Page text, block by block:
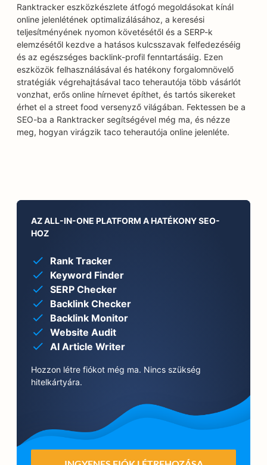
Ranktracker eszközkészlete átfogó megoldásokat kínál
online jelenlétének optimalizálásához, a keresési
teljesítményének nyomon követésétől és a SERP-k
elemzésétől kezdve a hatásos kulcsszavak felfedezéséig
és az egészséges backlink-profil fenntartásáig. Ezen
eszközök felhasználásával és hatékony forgalomnövelő
stratégiák végrehajtásával taco teherautója több vásárlót
vonzhat, erős online hírnevet építhet, és tartós sikereket
érhet el a street food versenyző világában. Fektessen be a
SEO-ba a Ranktracker segítségével még ma, és nézze
meg, hogyan virágzik taco teherautója online jelenléte.
AZ ALL-IN-ONE PLATFORM A HATÉKONY SEO-
HOZ
Rank Tracker
Keyword Finder
SERP Checker
Backlink Checker
Backlink Monitor
Website Audit
AI Article Writer
Hozzon létre fiókot még ma. Nincs szükség
hitelkártyára.